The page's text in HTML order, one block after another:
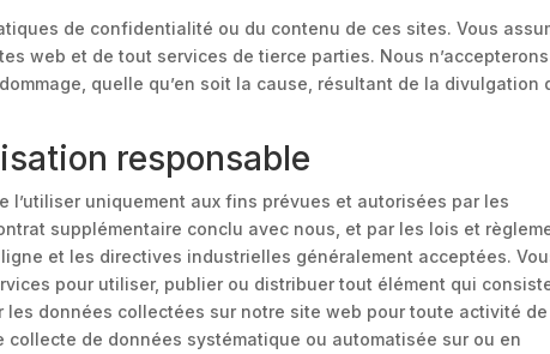
de confidentialité ou du contenu de ces sites. Vous
web et de tout services de tierce parties. Nous n’accepterons
quelle qu’en soit la cause, résultant de la divulgation
responsable
l’utiliser uniquement aux fins prévues et autorisées par les
supplémentaire conclu avec nous, et par les lois et
et les directives industrielles généralement acceptées.
pour utiliser, publier ou distribuer tout élément qui
données collectées sur notre site web pour toute activité de
de données systématique ou automatisée sur ou en